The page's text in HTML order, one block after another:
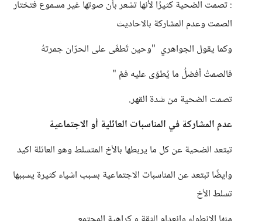
: تصمت الضحية كثيرًا لأنها تشعر بأن صوتها غير مسموع فتختار
الصمت وعدم المشاركة بالاحاديث
وكما يقول الجواهري "وحين تَطغَى على الحرّان جمرتهُ
‏فالصمتُ أفضلُ ما يُطوَى عليه فمُ "
تصمت الضحية من شدة القهر.
عدم المشاركة في المناسبات العائلية أو الاجتماعية
تبتعد الضحية عن كل ما يربطها بالأخ المتسلط وهو العائلة اكيد
وايضًا تبتعد عن المناسبات الاجتماعية بسبب اشياء كثيرة يسببها
تسلط الأخ